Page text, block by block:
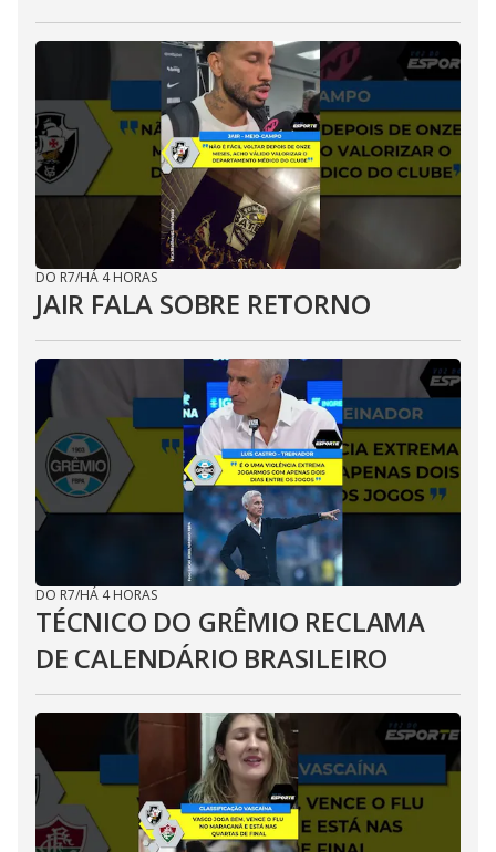
DO R7/HÁ 4 HORAS
JAIR FALA SOBRE RETORNO
DO R7/HÁ 4 HORAS
TÉCNICO DO GRÊMIO RECLAMA
DE CALENDÁRIO BRASILEIRO